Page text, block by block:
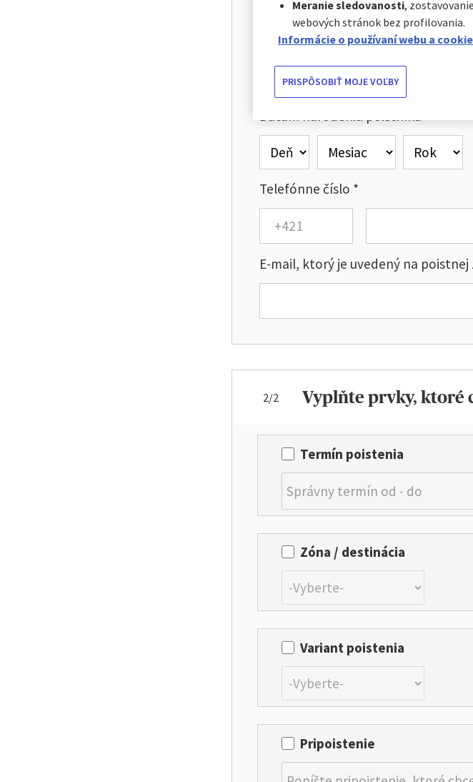
Meno a priezvisko poistníka *
Telefónne číslo *
E-mail, ktorý je uvedený na poistnej
2/2 Vyplňte prvky, ktoré
Termín poistenia
Zóna / destinácia
Variant poistenia
Pripoistenie
Meranie sledovanosti,
webových stránok bez profilovania.
Informácie o používaní webu a
PRISPÔSOBIŤ MOJE VOĽBY